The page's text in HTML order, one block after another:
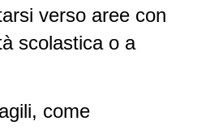
verso aree con
scolastica o a
come